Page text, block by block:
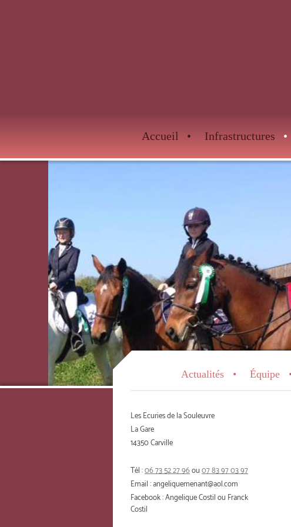
Accueil Infrastructures
Actualités Équipe
Les Ecuries de la Souleuvre
La Gare
14350 Carville
Tél :06 73 52 27 96ou07 83 97 03 97
Email :angeliquemenant@aol.com
Facebook : Angelique Costil ou Franck
Costil